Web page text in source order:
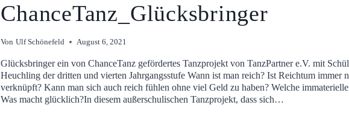
ABSTAND
ChanceTanz_Glücksbringer
Von Ulf Schönefeld August 6, 2021
Glücksbringer ein von ChanceTanz gefördertes Tanzprojekt von TanzPartner e.V. mit
Heuchling der dritten und vierten Jahrgangsstufe Wann ist man reich? Ist Reichtum immer
verknüpft? Kann man sich auch reich fühlen ohne viel Geld zu haben? Welche
Was macht glücklich?In diesem außerschulischen Tanzprojekt, dass sich…